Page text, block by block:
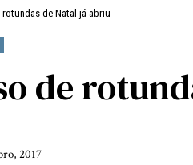
de Natal já abriu
de
2017